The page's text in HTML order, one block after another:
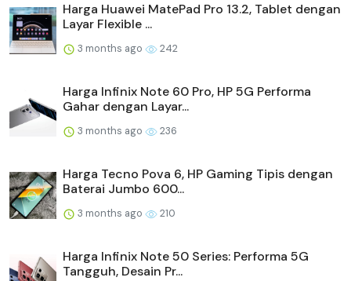
Harga Huawei MatePad Pro 13.2, Tablet dengan
Layar Flexible ...
3 months ago 242
Harga Infinix Note 60 Pro, HP 5G Performa
Gahar dengan Layar...
3 months ago 236
Harga Tecno Pova 6, HP Gaming Tipis dengan
Baterai Jumbo 600...
3 months ago 210
Harga Infinix Note 50 Series: Performa 5G
Tangguh, Desain Pr...